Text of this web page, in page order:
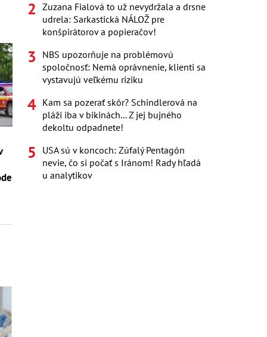
Zuzana Fialová to už nevydržala a drsne
udrela: Sarkastická NÁLOŽ pre
konšpirátorov a popieračov!
NBS upozorňuje na problémovú
spoločnosť: Nemá oprávnenie, klienti sa
vystavujú veľkému riziku
Kam sa pozerať skôr? Schindlerová na
pláži iba v bikinách... Z jej bujného
dekoltu odpadnete!
USA sú v koncoch: Zúfalý Pentagón
nevie, čo si počať s Iránom! Rady hľadá
u analytikov